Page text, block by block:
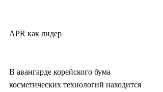
APR как лидер
В авангарде корейского бума
косметических технологий находится